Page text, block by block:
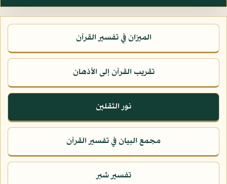
الميزان في تفسير القرآن
تقريب القرآن إلى الأذهان
نور الثقلين
مجمع البيان في تفسير القرآن
تفسير شبر